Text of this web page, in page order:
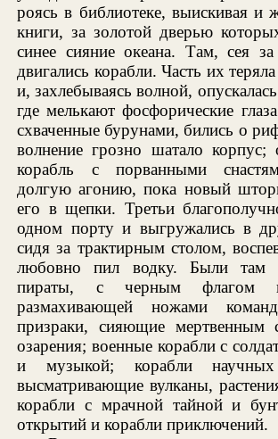
роясь в библиотеке, выискивая и
книги, за золотой дверью
синее сияние океана. Там, сея
двигались корабли. Часть их
и, захлебываясь волной,
где мелькают фосфорические
схваченные бурунами, бились о
волнение грозно шатало корпус;
корабль с порванными
долгую агонию, пока новый
его в щепки. Третьи
одном порту и выгружались в
сидя за трактирным столом,
любовно пил водку. Были там
пираты, с черным флагом
размахивающей ножами
призраки, сияющие мертвенным
озарения; военные корабли с
и музыкой; корабли научных
высматривающие вулканы,
корабли с мрачной тайной и
открытий и корабли приключений.